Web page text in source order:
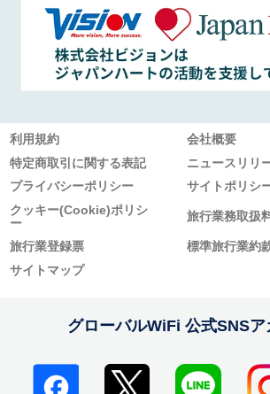
利用規約
会社概要
特定商取引に関する表記
ニュースリリ
プライバシーポリシー
サイトポリシ
クッキー(Cookie)ポリシ
ー
旅行業務取扱
旅行業登録票
標準旅行業約
サイトマップ
グローバルWiFi 公式SNSア